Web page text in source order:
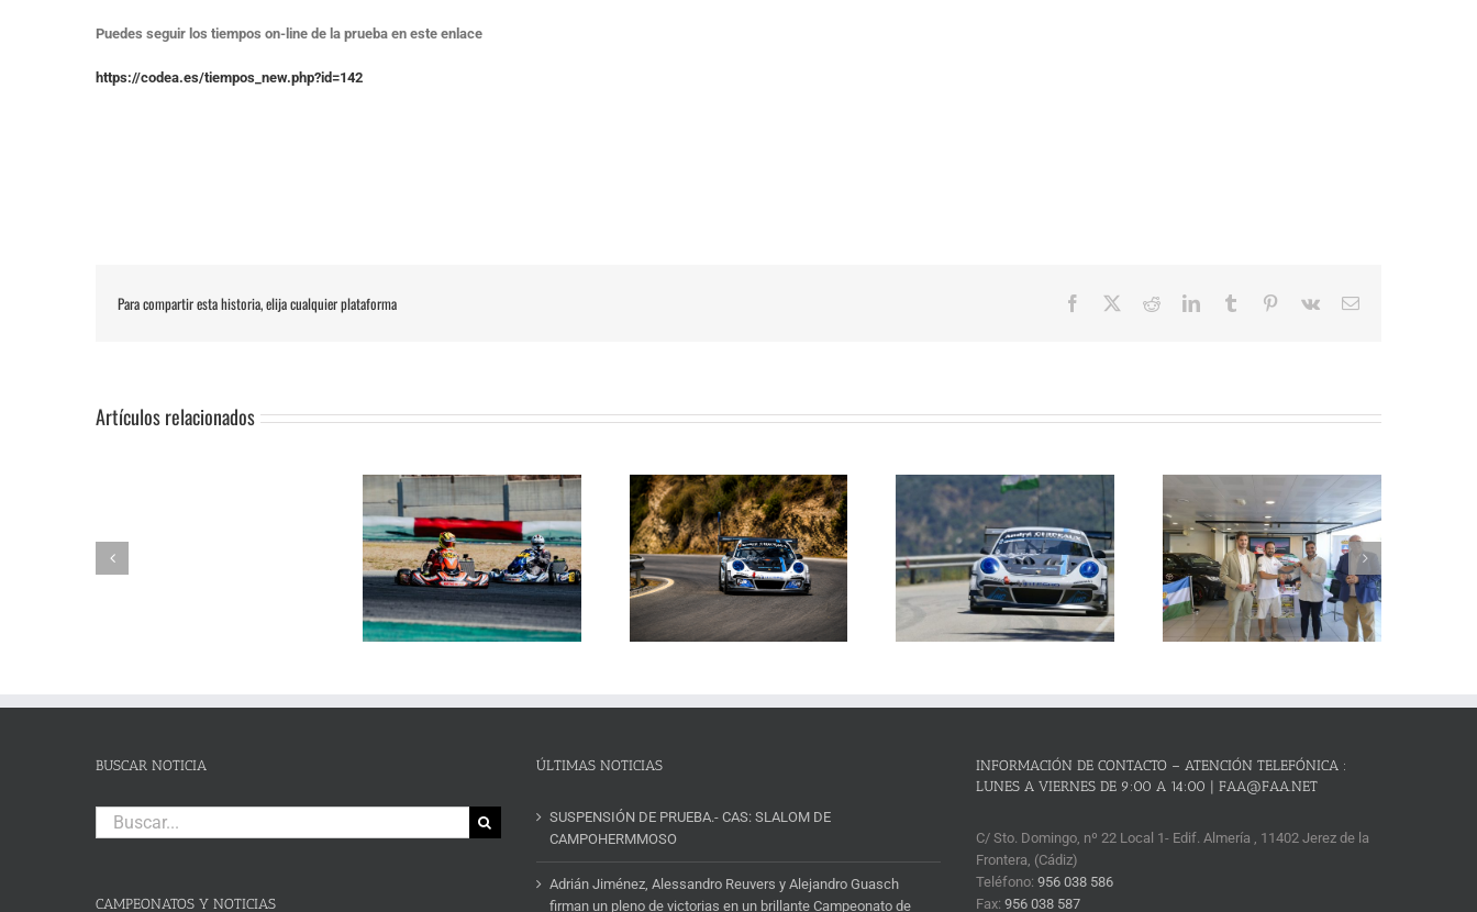
Puedes seguir los tiempos on-line de la prueba en este enlace
https://codea.es/tiempos_new.php?id=142
Para compartir esta historia, elija cualquier plataforma Facebook RedditLinkedInTumblr Pinterest
Vk
Correo
Artículos relacionados
Humberto Janssens conquista la
Subida al Cerro de los Cañones
de Lanjarón 2026 en un brillante
fin de semana de automovilismo
La Subida al Cerro de los
Cañones levanta hoy el telón con
un cartel de lujo
La Subida al Cerro de los
Cañones – Lanjarón 2026 se
presenta con lleno absoluto de
inscritos y el reto de revalidar su
condición de mejor prueba
andaluza de montaña
BUSCAR NOTICIA
Buscar:
CAMPEONATOS Y NOTICIAS
ÚLTIMAS NOTICIAS
SUSPENSIÓN DE PRUEBA.- CAS: SLALOM DE
CAMPOHERMMOSO
Adrián Jiménez, Alessandro Reuvers y Alejandro Guasch
firman un pleno de victorias en un brillante Campeonato de
INFORMACIÓN DE CONTACTO – ATENCIÓN TELEFÓNICA :
LUNES A VIERNES DE 9:00 A 14:00 | FAA@FAA.NET
C/ Sto. Domingo, nº 22 Local 1- Edif. Almería , 11402 Jerez de la
Frontera, (Cádiz)
Teléfono:956 038 586
Fax:956 038 587